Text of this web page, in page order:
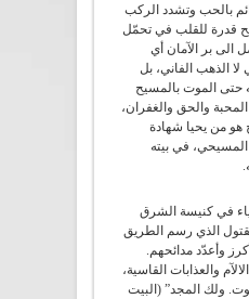
بالحب وتشدد الركب
قدرة للقلب في تحمّل
الى بر الآمان أي
لا الذهب الفاني، بل
حتى الموت بالمسيح
والحق والغفران،
هو من يحيا شهادة
في بيته
في كنيسة الشرق
الذي رسم الطريق
وأعدّد مدائحهم.
والعذابات القاسية،
ولك المجد” (البيت